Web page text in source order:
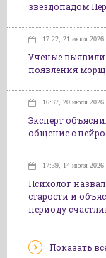
звездопадом
17:22, 21 июля 2026
Ученые
появления
16:37, 20 июля 2026
Эксперт
общение с
17:39, 14 июля 2026
Психолог
старости и
периоду
Показать